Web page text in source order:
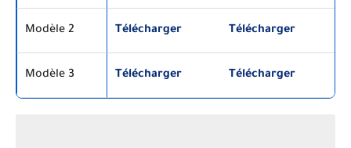
Modèle 2 Télécharger Télécharger
Modèle 3 Télécharger Télécharger